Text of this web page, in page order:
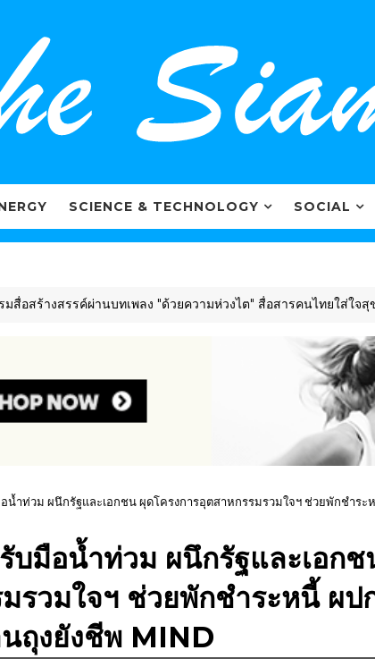
SCIENCE & TECHNOLOGY SOCIAL
รค์ผ่านบทเพลง "ด้วยความห่วงไต" สื่อสารคนไทยใส่ใจสุขภาพไต
ำท่วม ผนึกรัฐและเอกชน ผุดโครงการอุตสาหกรรมรวมใจฯ ช่วยพักชำระ
บมือน้ำท่วม ผนึกรัฐและเอกช
รวมใจฯ ช่วยพักชำระหนี้ ผป
ถุงยังชีพ MIND